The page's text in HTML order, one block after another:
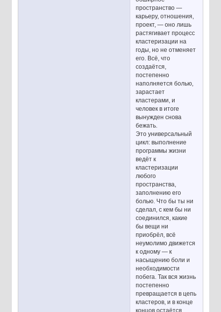
пространство —
карьеру, отношения,
проект, — оно лишь
растягивает процесс
кластеризации на
годы, но не отменяет
его. Всё, что
создаётся,
постепенно
наполняется болью,
зарастает
кластерами, и
человек в итоге
вынужден снова
бежать.
Это универсальный
цикл: выполнение
программы жизни
ведёт к
кластеризации
любого
пространства,
заполнению его
болью. Что бы ты ни
сделал, с кем бы ни
соединился, какие
бы вещи ни
приобрёл, всё
неумолимо движется
к одному — к
насыщению боли и
необходимости
побега. Так вся жизнь
постепенно
превращается в цепь
кластеров, и в конце
концов остаётся